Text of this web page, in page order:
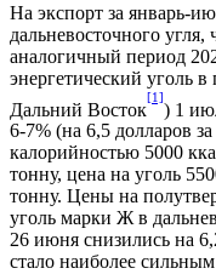
На экспорт за январь-
дальневосточного
аналогичный период
энергетический уголь
Дальний Восток
[1]
) 1
6-7% (на 6,5 долларов
калорийностью 5000
тонну, цена на уголь
тонну. Цены на
уголь марки Ж в
26 июня снизились на
стало наиболее